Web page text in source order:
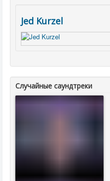
Jed Kurzel
Случайные саундтреки